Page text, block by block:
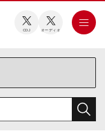
CDJ オーディオ